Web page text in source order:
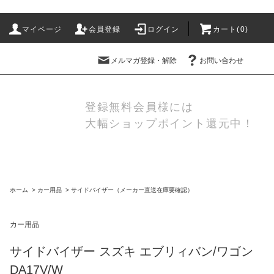
マイページ 会員登録 ログイン カート(0)
メルマガ登録・解除 お問い合わせ
登録無料会員様には
大幅ショップポイント還元中！
ホーム > カー用品 > サイドバイザー（メーカー直送在庫要確認）
カー用品
サイドバイザー スズキ エブリィバン/ワゴン
DA17V/W